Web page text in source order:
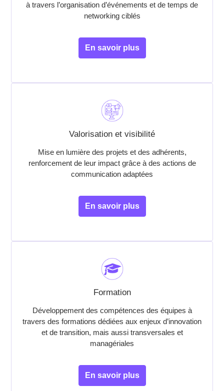
à travers l’organisation d’événements et de temps de
networking ciblés
En savoir plus
Valorisation et visibilité
Mise en lumière des projets et des adhérents,
renforcement de leur impact grâce à des actions de
communication adaptées
En savoir plus
Formation
Développement des compétences des équipes à
travers des formations dédiées aux enjeux d’innovation
et de transition, mais aussi transversales et
managériales
En savoir plus